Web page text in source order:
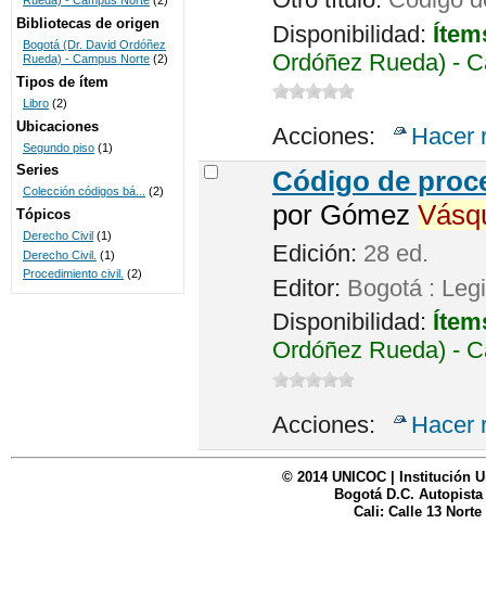
Disponibilidad:
Ordóñez Rueda) -
Acciones: Hacer
Código de
por Gómez
Edición: 28 ed.
Editor: Bogotá :
Disponibilidad:
Ordóñez Rueda) -
Acciones: Hacer
Bibliotecas de origen
Bogotá (Dr. David Ordóñez
Rueda) - Campus Norte (2)
Tipos de ítem
Libro (2)
Ubicaciones
Segundo piso (1)
Series
Colección códigos bá... (2)
Tópicos
Derecho Civil (1)
Derecho Civil. (1)
Procedimiento civil. (2)
© 2014 UNICOC | Institución
Bogotá D.C. Autopista
Cali: Calle 13 Norte